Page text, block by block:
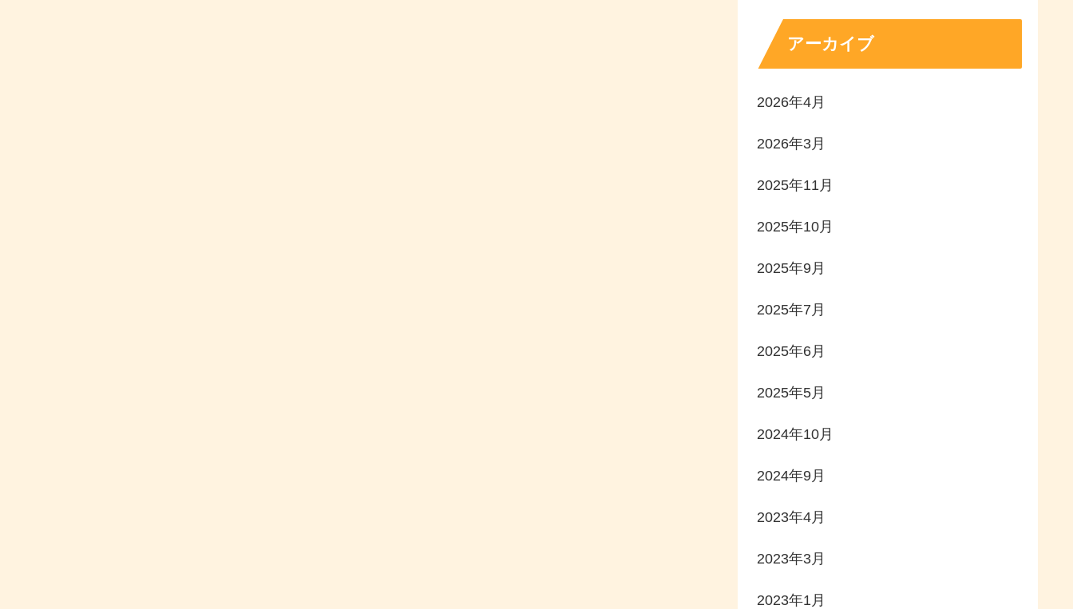
アーカイブ
2026年4月
2026年3月
2025年11月
2025年10月
2025年9月
2025年7月
2025年6月
2025年5月
2024年10月
2024年9月
2023年4月
2023年3月
2023年1月